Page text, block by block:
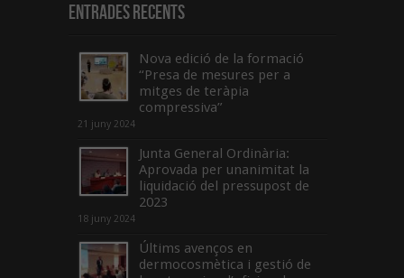
Entrades recents
Nova edició de la formació
“Presa de mesures per a
mitges de teràpia
compressiva”
21 juny 2024
Junta General Ordinària:
Aprovada per unanimitat la
liquidació del pressupost de
2023
18 juny 2024
Últims avenços en
dermocosmètica i gestió de